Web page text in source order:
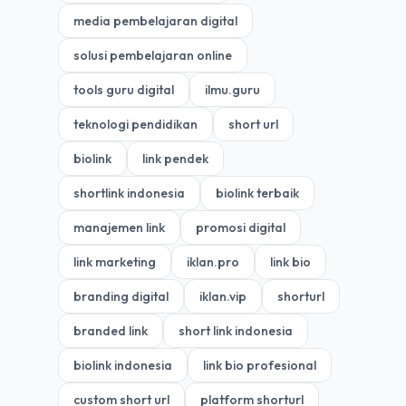
media pembelajaran digital
solusi pembelajaran online
tools guru digital ilmu.guru
teknologi pendidikan short url
biolink link pendek
shortlink indonesia biolink terbaik
manajemen link promosi digital
link marketing iklan.pro link bio
branding digital iklan.vip shorturl
branded link short link indonesia
biolink indonesia link bio profesional
custom short url platform shorturl